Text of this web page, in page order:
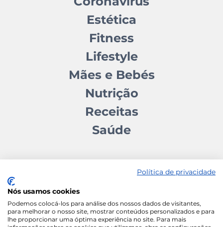
Estética
Fitness
Lifestyle
Mães e Bebés
Nutrição
Receitas
Saúde
Contactos Quem somos Autores
Estatuto Editorial
Ficha Técnica
Manifesto
Política de privacidade
Nós usamos cookies
Podemos colocá-los para análise dos nossos dados de visitantes,
para melhorar o nosso site, mostrar conteúdos personalizados e para
lhe proporcionar uma óptima experiência no site. Para mais